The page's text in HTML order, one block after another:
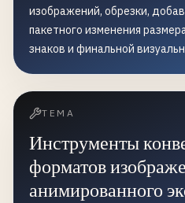
изображений, обрезки,
пакетного изменения
знаков и финальной
ТЕМА
Инструменты
форматов
анимированного